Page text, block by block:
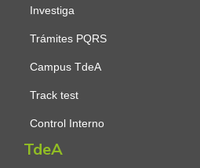
Investiga
Trámites PQRS
Campus TdeA
Track test
Control Interno
TdeA